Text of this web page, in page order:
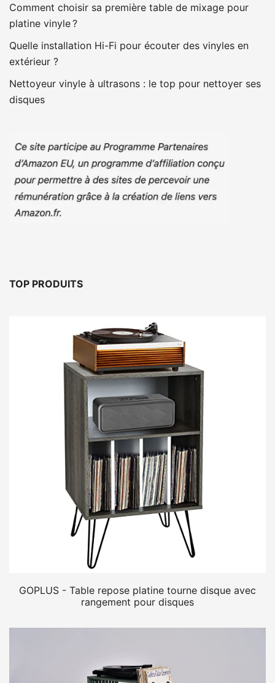
Comment choisir sa première table de mixage pour
platine vinyle ?
Quelle installation Hi-Fi pour écouter des vinyles en
extérieur ?
Nettoyeur vinyle à ultrasons : le top pour nettoyer ses
disques
TOP PRODUITS
GOPLUS - Table repose platine tourne disque avec
rangement pour disques